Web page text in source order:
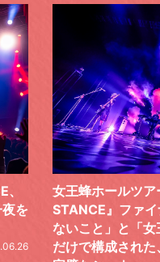
ら
の
「SHISHAMOで
ての芯を貫き通
たファイナルライ
AY”をレポート